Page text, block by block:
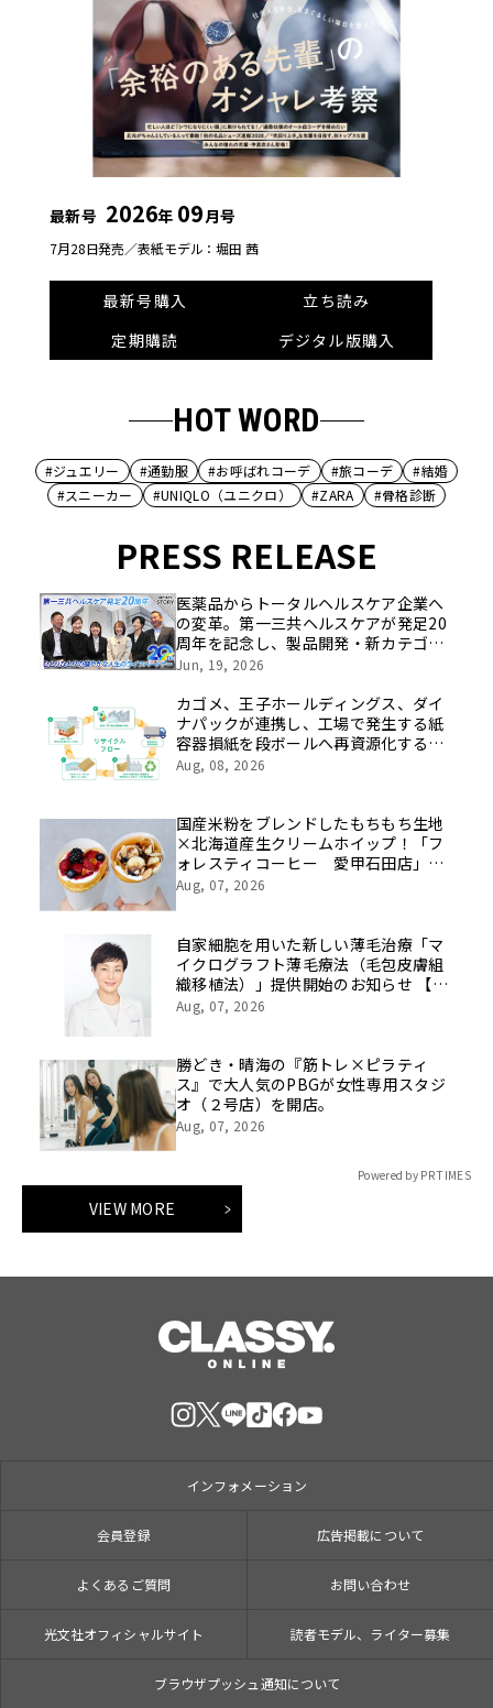
最新号 2026年 09月号
7月28日発売／表紙モデル：堀田 茜
最新号購入
立ち読み
定期購読
デジタル版購入
HOT WORD
#ジュエリー #通勤服 #お呼ばれコーデ #旅コーデ
#結婚
#スニーカー
#UNIQLO（ユニクロ） #ZARA #骨格診断
PRESS RELEASE
医薬品からトータルヘルスケア企業へ
の変革。第一三共ヘルスケアが発足20
周年を記念し、製品開発・新カテゴリ
挑戦の舞台や旧社統合時のエピソード
像を公開！
Jun, 19, 2026
カゴメ、王子ホールディングス、ダイ
ナパックが連携し、工場で発生する紙
容器損紙を段ボールへ再資源化する実
証を開始
Aug, 08, 2026
国産米粉をブレンドしたもちもち生地
×北海道産生クリームホイップ！「フ
ォレスティコーヒー 愛甲石田店」に
て、８月１７日（月）からクレープ販
Aug, 07, 2026
自家細胞を用いた新しい薄毛治療「マ
イクログラフト薄毛療法（毛包皮膚組
織移植法）」提供開始のお知らせ 【医
療法人社団 青真会 青山エルクリニ
Aug, 07, 2026
勝どき・晴海の『筋トレ×ピラティ
ス』で大人気のPBGが女性専用スタジ
オ（２号店）を開店。
Aug, 07, 2026
Powered by PR TIMES
VIEW MORE
インフォメーション
会員登録 広告掲載について
よくあるご質問 お問い合わせ
光文社オフィシャルサイト 読者モデル、ライター募集
ブラウザプッシュ通知について